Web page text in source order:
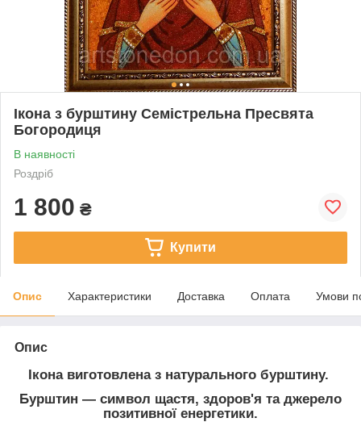
Ікона з бурштину Семістрельна Пресвята
Богородиця
В наявності
Роздріб
1 800 ₴
Купити
Опис Характеристики Доставка Оплата Умови
Опис
Ікона виготовлена з натурального бурштину.
Бурштин — символ щастя, здоров'я та джерело
позитивної енергетики.